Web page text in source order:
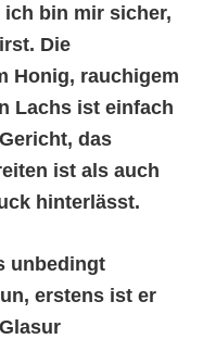
ich bin mir sicher,
Die
Honig, rauchigem
Lachs ist einfach
das
ist als auch
hinterlässt.
unbedingt
erstens ist er